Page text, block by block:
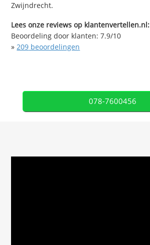
Zwijndrecht.
Lees onze reviews op klantenvertellen.nl:
Beoordeling door klanten:7.9/10
»209 beoordelingen
078-7600456